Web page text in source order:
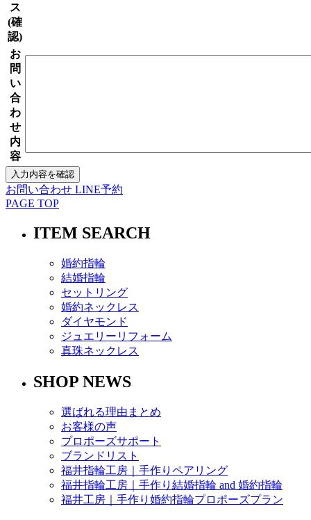
ス
(確
認)
お
問
い
合
わ
せ
内
容
お問い合わせ LINE予約
PAGE TOP
ITEM SEARCH
婚約指輪
結婚指輪
セットリング
婚約ネックレス
ダイヤモンド
ジュエリーリフォーム
真珠ネックレス
SHOP NEWS
選ばれる理由まとめ
お客様の声
プロポーズサポート
ブランドリスト
福井指輪工房｜手作りペアリング
福井指輪工房｜手作り結婚指輪 and 婚約指輪
福井工房｜手作り婚約指輪プロポーズプラン